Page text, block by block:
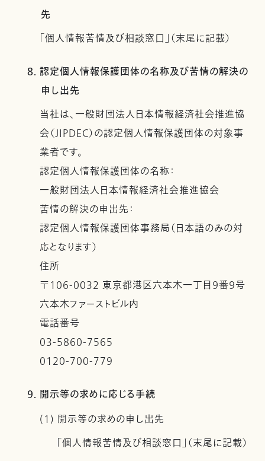
先
「個人情報苦情及び相談窓口」（末尾に記載）
8. 認定個人情報保護団体の名称及び苦情の解決の
申し出先
当社は、一般財団法人日本情報経済社会推進協
会（JIPDEC）の認定個人情報保護団体の対象事
業者です。
認定個人情報保護団体の名称：
一般財団法人日本情報経済社会推進協会
苦情の解決の申出先：
認定個人情報保護団体事務局（日本語のみの対
応となります）
住所
〒106-0032 東京都港区六本木一丁目９番９号
六本木ファーストビル内
電話番号
03-5860-7565
0120-700-779
9. 開示等の求めに応じる手続
(1) 開示等の求めの申し出先
「個人情報苦情及び相談窓口」（末尾に記載）